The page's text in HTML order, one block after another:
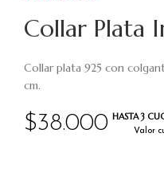
Collar Plata
$38.000 HASTA 3
Valor
Collar plata 925 con
cm.